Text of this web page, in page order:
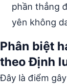
phần thẳng
yên không
Phân biệt
theo Định
Đây là điểm